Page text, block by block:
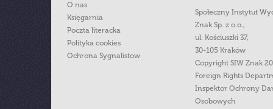
O nas
Księgarnia
Poczta literacka
Polityka cookies
Ochrona Sygnalistow
Społeczny Instytut
Znak Sp. z o.o.,
ul. Kościuszki 37,
30-105 Kraków
Copyright SIW Znak
Foreign Rights
Inspektor Ochrony
Osobowych